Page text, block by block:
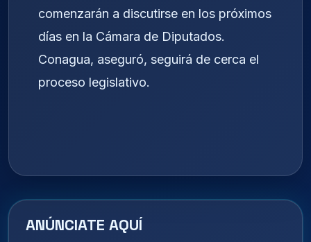
comenzarán a discutirse en los próximos
días en la Cámara de Diputados.
Conagua, aseguró, seguirá de cerca el
proceso legislativo.
ANÚNCIATE AQUÍ